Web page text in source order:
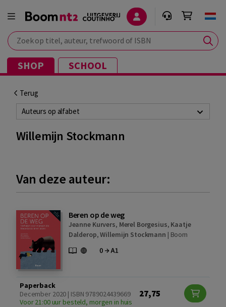
Zoek op titel, auteur, trefwoord of ISBN
SHOP SCHOOL
Terug
Auteurs op alfabet
Willemijn Stockmann
Van deze auteur:
Beren op de weg
Jeanne Kurvers, Merel Borgesius, Kaatje
Dalderop,Willemijn Stockmann | Boom
Paperback
December 2020 | ISBN 9789024439669
Voor 21:00 uur besteld, morgen in huis
27,75